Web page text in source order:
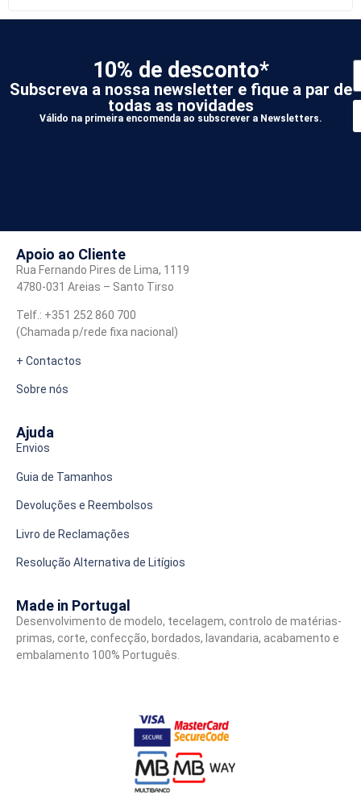
10% de desconto*
Subscreva a nossa newsletter e fique a par de
todas as novidades
Válido na primeira encomenda ao subscrever a Newsletters.
Apoio ao Cliente
Rua Fernando Pires de Lima, 1119
4780-031 Areias – Santo Tirso
Telf.: +351 252 860 700
(Chamada p/rede fixa nacional)
+ Contactos
Sobre nós
Ajuda
Envios
Guia de Tamanhos
Devoluções e Reembolsos
Livro de Reclamações
Resolução Alternativa de Litígios
Made in Portugal
Desenvolvimento de modelo, tecelagem, controlo de matérias-
primas, corte, confecção, bordados, lavandaria, acabamento e
embalamento 100% Português.